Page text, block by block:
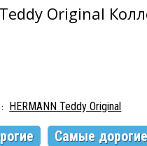
Teddy Original
: HERMANN Teddy Original
Самые дорогие